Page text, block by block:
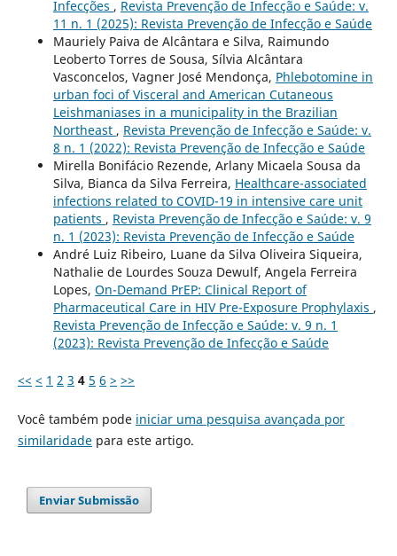
Infecções , Revista Prevenção de Infecção e Saúde: v.
11 n. 1 (2025): Revista Prevenção de Infecção e Saúde
Mauriely Paiva de Alcântara e Silva, Raimundo
Leoberto Torres de Sousa, Sílvia Alcântara
Vasconcelos, Vagner José Mendonça, Phlebotomine in
urban foci of Visceral and American Cutaneous
Leishmaniases in a municipality in the Brazilian
Northeast , Revista Prevenção de Infecção e Saúde: v.
8 n. 1 (2022): Revista Prevenção de Infecção e Saúde
Mirella Bonifácio Rezende, Arlany Micaela Sousa da
Silva, Bianca da Silva Ferreira, Healthcare-associated
infections related to COVID-19 in intensive care unit
patients , Revista Prevenção de Infecção e Saúde: v. 9
n. 1 (2023): Revista Prevenção de Infecção e Saúde
André Luiz Ribeiro, Luane da Silva Oliveira Siqueira,
Nathalie de Lourdes Souza Dewulf, Angela Ferreira
Lopes, On-Demand PrEP: Clinical Report of
Pharmaceutical Care in HIV Pre-Exposure Prophylaxis ,
Revista Prevenção de Infecção e Saúde: v. 9 n. 1
(2023): Revista Prevenção de Infecção e Saúde
<< < 1 2 3 4 5 6 > >>
Você também pode iniciar uma pesquisa avançada por
similaridadepara este artigo.
Enviar Submissão